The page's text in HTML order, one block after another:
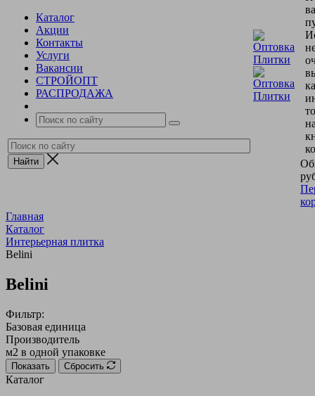
Каталог
Акции
Контакты
Услуги
Вакансии
СТРОЙОПТ
РАСПРОДАЖА
Главная
Каталог
Интерьерная плитка
Belini
Belini
Фильтр:
Базовая единица
Производитель
м2 в одной упаковке
Показать Сбросить
Каталог